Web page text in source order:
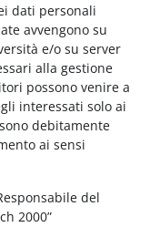
dati personali
avvengono su
e/o su server
alla gestione
possono venire a
interessati solo ai
debitamente
ai sensi
del
2000”